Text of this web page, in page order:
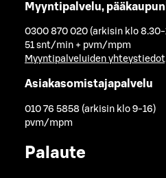
Myyntipalvelu,
0300 870 020 (arkisin klo 8.30-
51 snt/min + pvm/mpm
Myyntipalveluiden
Asiakasomistajapalvelu
010 76 5858 (arkisin klo 9-16)
pvm/mpm
Palaute